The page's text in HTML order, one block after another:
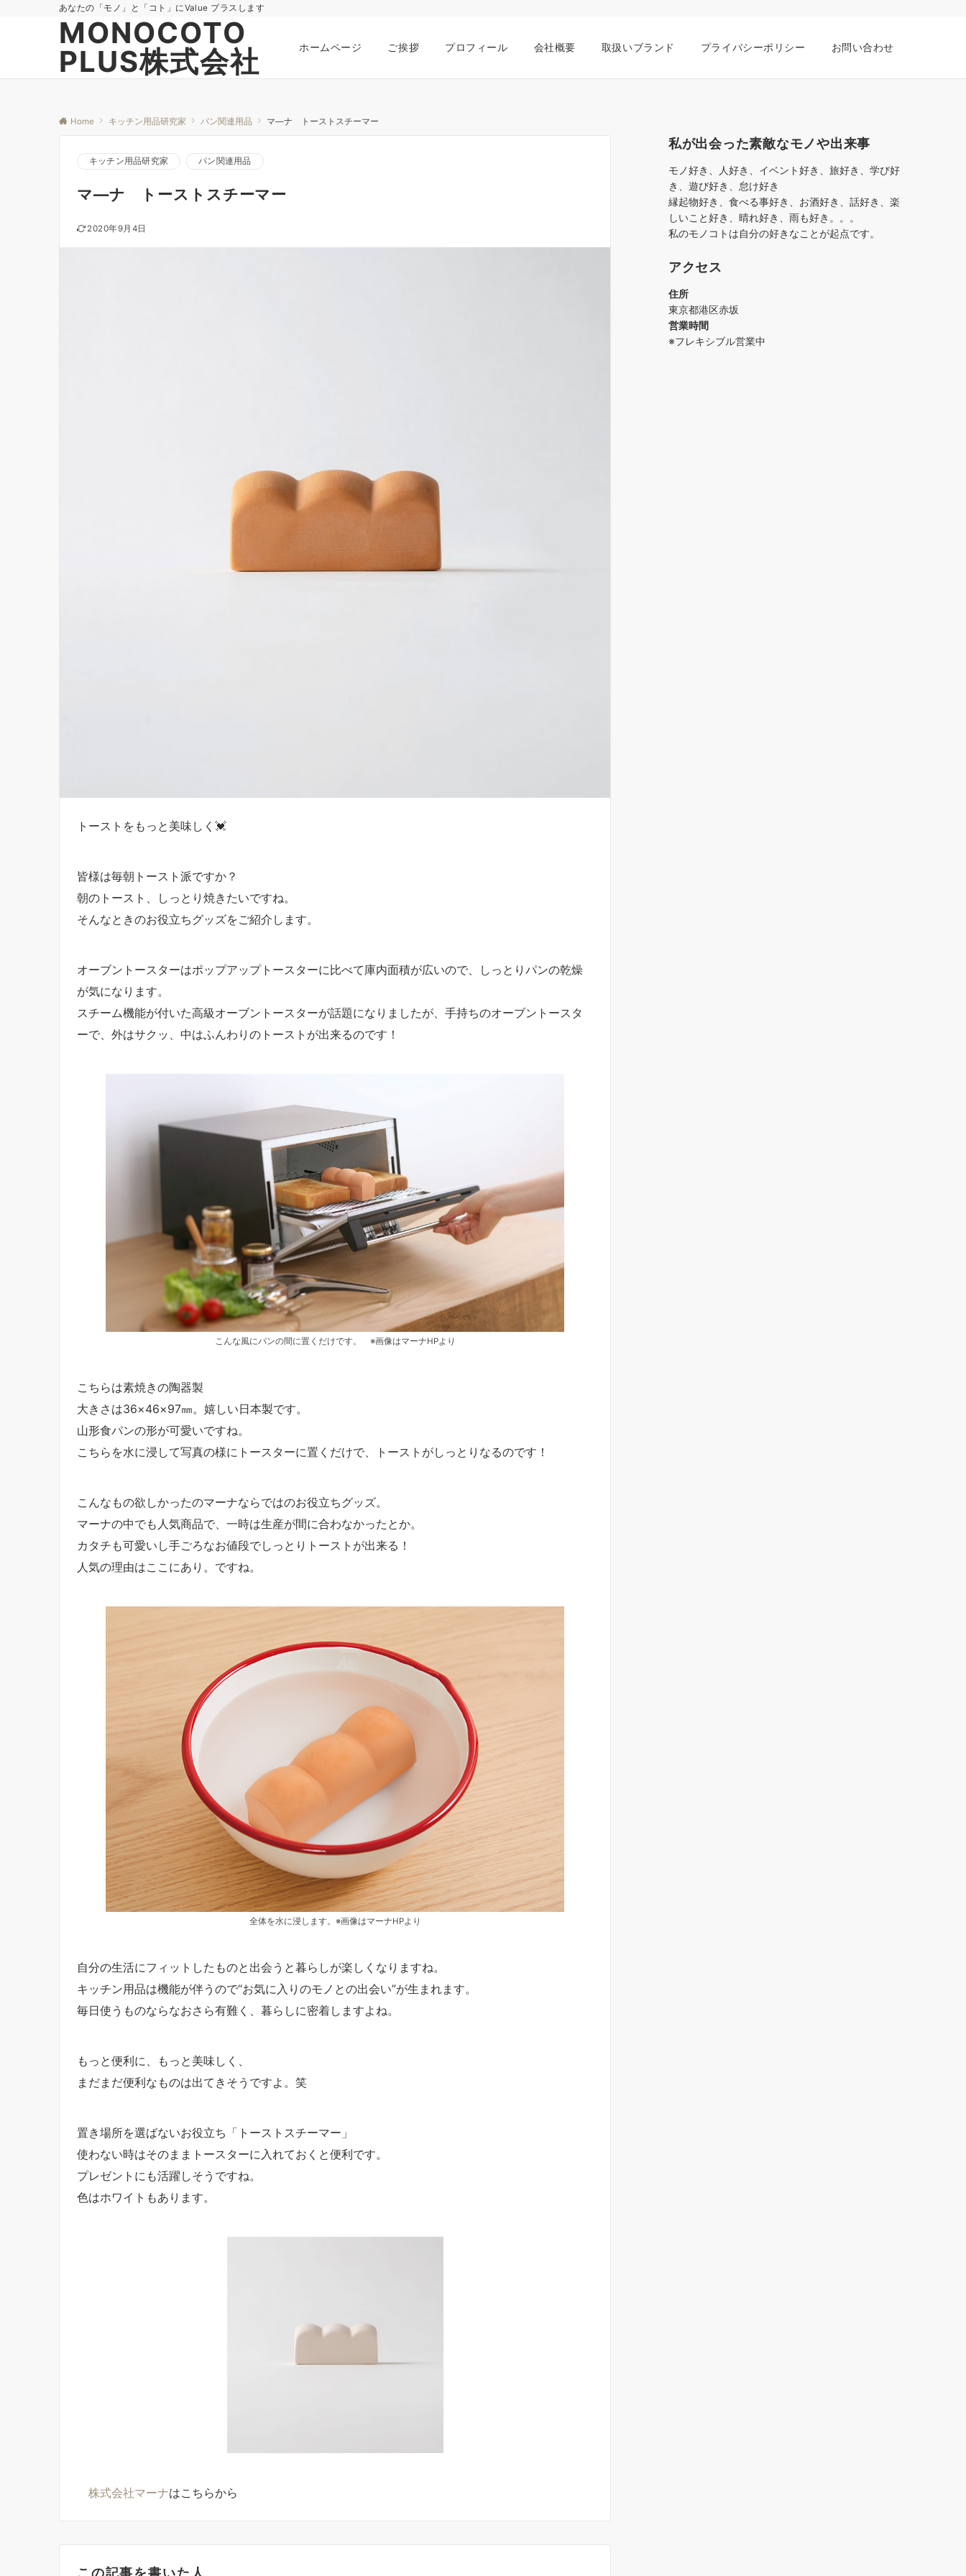
あなたの「モノ」と「コト」にValue プラスします
MONOCOTO
PLUS株式会社
ホームページ ご挨拶 プロフィール 会社概要 取扱いブランド プライバシーポリシー お問い合わせ
Home キッチン用品研究家 パン関連用品 マ―ナ トーストスチーマー
キッチン用品研究家 パン関連用品
マ―ナ トーストスチーマー
2020年9月4日
トーストをもっと美味しく💓
皆様は毎朝トースト派ですか？
朝のトースト、しっとり焼きたいですね。
そんなときのお役立ちグッズをご紹介します。
オーブントースターはポップアップトースターに比べて庫内面積が広いので、しっとりパンの乾燥
が気になります。
スチーム機能が付いた高級オーブントースターが話題になりましたが、手持ちのオーブントースタ
ーで、外はサクッ、中はふんわりのトーストが出来るのです！
こんな風にパンの間に置くだけです。 ※画像はマーナHPより
こちらは素焼きの陶器製
大きさは36×46×97㎜。嬉しい日本製です。
山形食パンの形が可愛いですね。
こちらを水に浸して写真の様にトースターに置くだけで、トーストがしっとりなるのです！
こんなもの欲しかったのマーナならではのお役立ちグッズ。
マーナの中でも人気商品で、一時は生産が間に合わなかったとか。
カタチも可愛いし手ごろなお値段でしっとりトーストが出来る！
人気の理由はここにあり。ですね。
全体を水に浸します。※画像はマーナHPより
自分の生活にフィットしたものと出会うと暮らしが楽しくなりますね。
キッチン用品は機能が伴うので“お気に入りのモノとの出会い”が生まれます。
毎日使うものならなおさら有難く、暮らしに密着しますよね。
もっと便利に、もっと美味しく、
まだまだ便利なものは出てきそうですよ。笑
置き場所を選ばないお役立ち「トーストスチーマー」
使わない時はそのままトースターに入れておくと便利です。
プレゼントにも活躍しそうですね。
色はホワイトもあります。
株式会社マーナはこちらから
この記事を書いた人
私が出会った素敵なモノや出来事
モノ好き、人好き、イベント好き、旅好き、学び好
き、遊び好き、怠け好き
縁起物好き、食べる事好き、お酒好き、話好き、楽
しいこと好き、晴れ好き、雨も好き。。。
私のモノコトは自分の好きなことが起点です。
アクセス
住所
東京都港区赤坂
営業時間
※フレキシブル営業中